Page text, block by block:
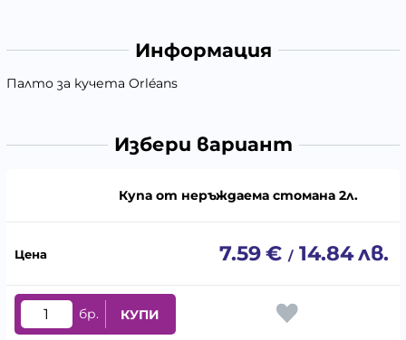
Информация
Палто за кучета Orléans
Избери вариант
Купа от неръждаема стомана 2л.
7.59€ / 14.84лв.
бр. КУПИ